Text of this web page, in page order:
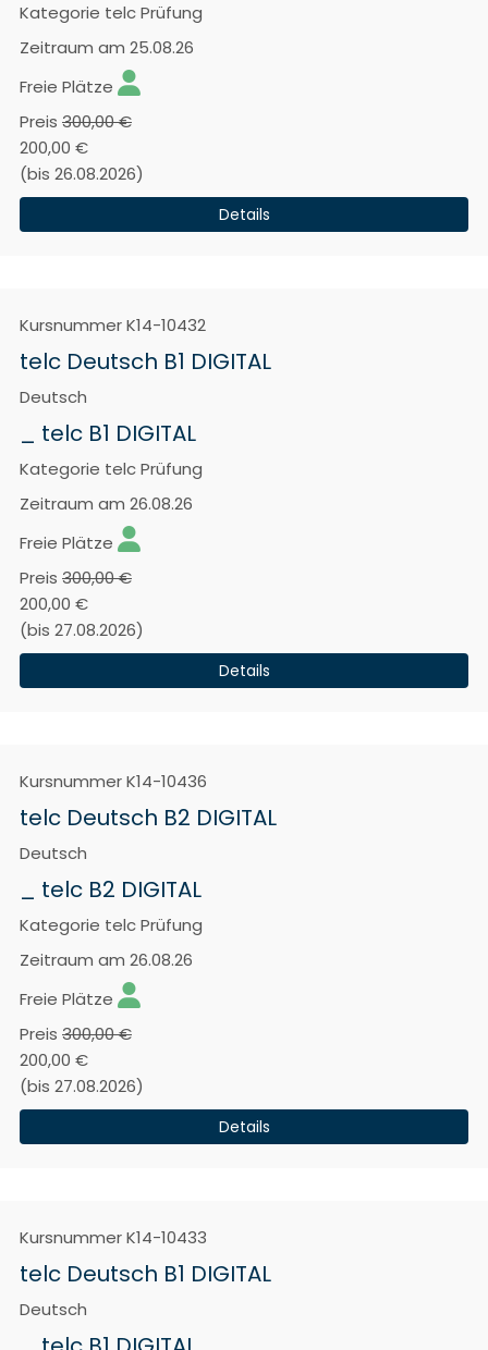
Kategorie telc Prüfung
Zeitraum am 25.08.26
Freie Plätze
Preis 300,00 €
200,00 €
(bis 26.08.2026)
Details
KursnummerK14-10432
telc Deutsch B1 DIGITAL
Deutsch
_ telc B1 DIGITAL
Kategorie telc Prüfung
Zeitraum am 26.08.26
Freie Plätze
Preis 300,00 €
200,00 €
(bis 27.08.2026)
Details
KursnummerK14-10436
telc Deutsch B2 DIGITAL
Deutsch
_ telc B2 DIGITAL
Kategorie telc Prüfung
Zeitraum am 26.08.26
Freie Plätze
Preis 300,00 €
200,00 €
(bis 27.08.2026)
Details
KursnummerK14-10433
telc Deutsch B1 DIGITAL
Deutsch